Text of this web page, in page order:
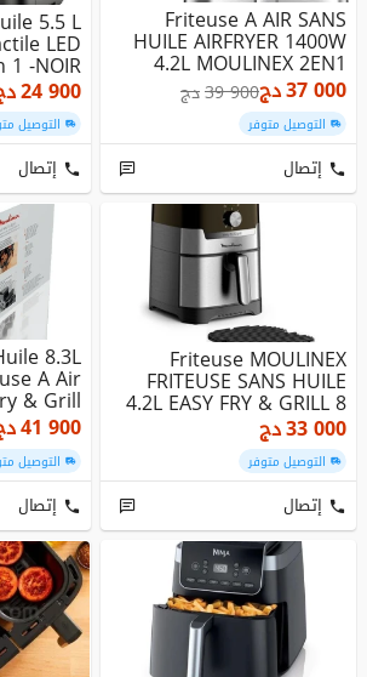
Friteuse A AIR SANS
HUILE AIRFRYER 1400W
4.2L MOULINEX 2EN1
EZ505D10...
37 000دج39 900دج
التوصيل متوفر
إتصال
5.5 L
LED
1 -NOIR
24 900
التوصيل
إتصال
Friteuse MOULINEX
FRITEUSE SANS HUILE
4.2L EASY FRY & GRILL 8
PROGRAMM...
33 000دج
التوصيل متوفر
إتصال
8.3L
A Air
& Grill...
41 900
التوصيل
إتصال